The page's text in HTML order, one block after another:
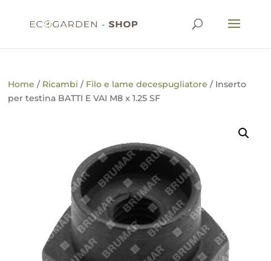
Home / Ricambi / Filo e lame decespugliatore / Inserto
per testina BATTI E VAI M8 x 1.25 SF